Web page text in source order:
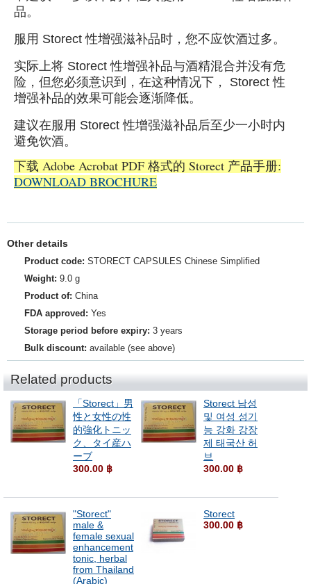
品。
服用 Storect 性增强滋补品时，您不应饮酒过多。
实际上将 Storect 性增强补品与酒精混合并没有危
险，但您必须意识到，在这种情况下， Storect 性
增强补品的效果可能会逐渐降低。
建议在服用 Storect 性增强滋补品后至少一小时内
避免饮酒。
下载 Adobe Acrobat PDF 格式的 Storect 产品手册:
DOWNLOAD BROCHURE
Other details
Product code: STORECT CAPSULES Chinese Simplified
Weight: 9.0 g
Product of: China
FDA approved: Yes
Storage period before expiry: 3 years
Bulk discount: available (see above)
Related products
「Storect」男
性と女性の性
的強化トニッ
ク、タイ産ハ
ーブ
300.00 ฿
Storect 남성
및 여성 성기
능 강화 강장
제 태국산 허
브
300.00 ฿
"Storect"
male &
female sexual
enhancement
tonic, herbal
from Thailand
(Arabic)
Storect
300.00 ฿